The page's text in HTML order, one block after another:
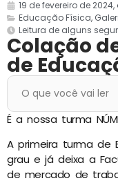
19 de fevereiro de 2024,
Educação Física,
Leitura de alguns
Colação
de
O que você vai ler
É a nossa turma
A primeira turma de
grau e já deixa a
de mercado de